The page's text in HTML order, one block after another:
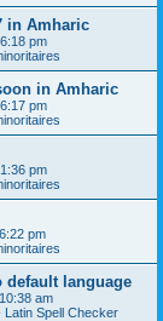
in Amharic
pm
in Amharic
pm
pm
pm
default language
am
Spell Checker